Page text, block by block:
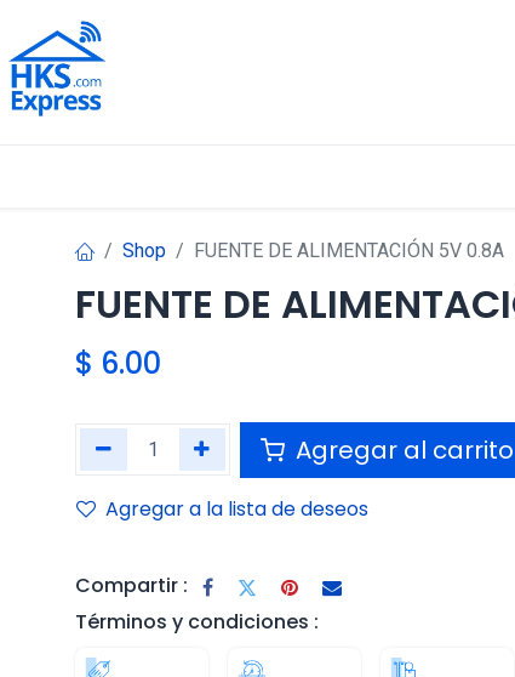
Shop FUENTE DE ALIMENTACIÓN 5V 0.8A
FUENTE DE
$ 6.00
Agregar al carrito
Agregar a la lista de deseos
Compartir :
Términos y condiciones :